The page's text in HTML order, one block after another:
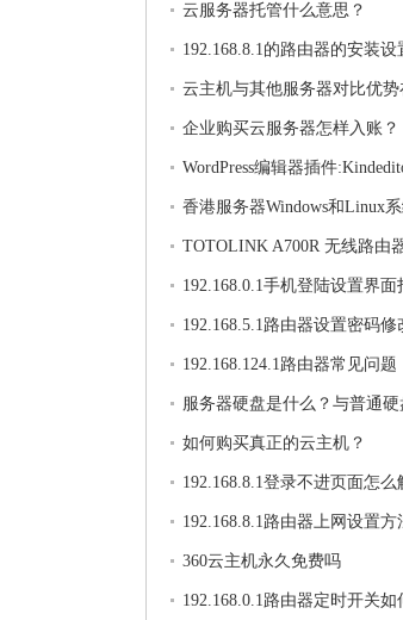
云服务器托管什么意思？
192.168.8.1的路由器的安装设
云主机与其他服务器对比优势
企业购买云服务器怎样入账？
WordPress编辑器插件
香港服务器Windows和Linux
TOTOLINK A700R 无线路由
192.168.0.1手机登陆设置界
192.168.5.1路由器设置密码修
192.168.124.1路由器常见问题
服务器硬盘是什么？与普通硬
如何购买真正的云主机？
192.168.8.1登录不进页面怎么
192.168.8.1路由器上网设置方
360云主机永久免费吗
192.168.0.1路由器定时开关如